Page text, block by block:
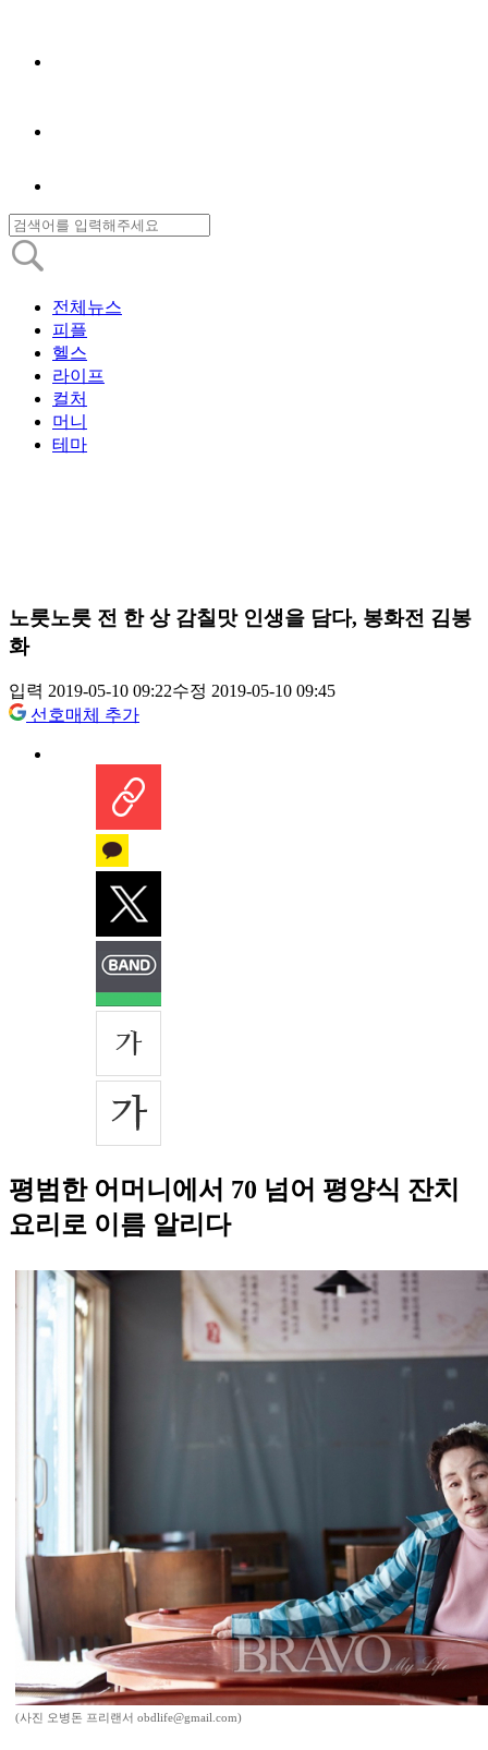
전체뉴스
피플
헬스
라이프
컬처
머니
테마
노릇노릇 전 한 상 감칠맛 인생을 담다, 봉화전 김봉
화
입력 2019-05-10 09:22수정 2019-05-10 09:45
선호매체 추가
평범한 어머니에서 70 넘어 평양식 잔치
요리로 이름 알리다
(사진 오병돈 프리랜서 obdlife@gmail.com)